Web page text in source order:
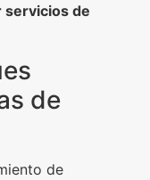
servicios de
de
de